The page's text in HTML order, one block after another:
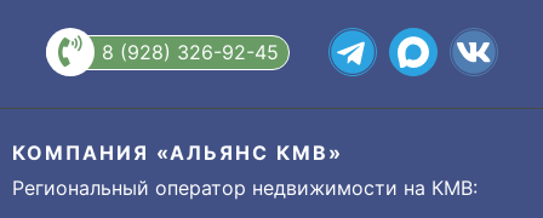
8 (928) 326-92-45
КОМПАНИЯ «АЛЬЯНС КМВ»
Региональный оператор недвижимости на КМВ: